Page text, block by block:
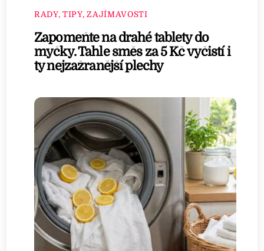
RADY, TIPY, ZAJÍMAVOSTI
Zapomeňte na drahé tablety do
myčky. Tahle směs za 5 Kč vyčistí i
ty nejzažranější plechy